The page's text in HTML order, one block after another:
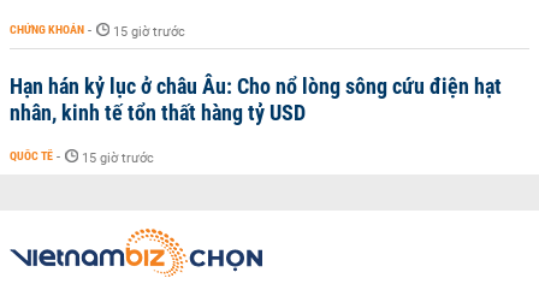
CHỨNG KHOÁN - 15 giờ trước
Hạn hán kỷ lục ở châu Âu: Cho nổ lòng sông cứu điện hạt
nhân, kinh tế tổn thất hàng tỷ USD
QUỐC TẾ - 15 giờ trước